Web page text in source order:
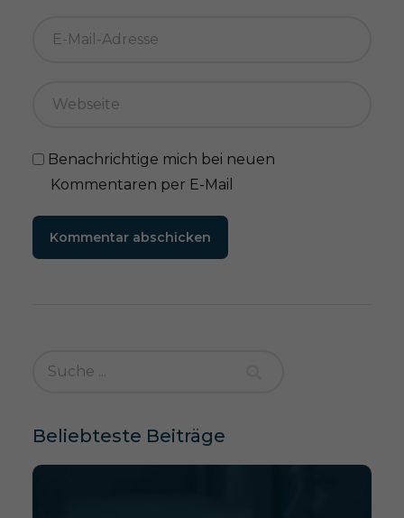
Benachrichtige mich bei neuen
Kommentaren per E-Mail
Kommentar abschicken
Beliebteste Beiträge